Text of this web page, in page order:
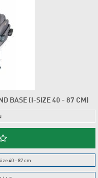
BASE (I-SIZE 40 - 87 CM)
40 - 87 cm